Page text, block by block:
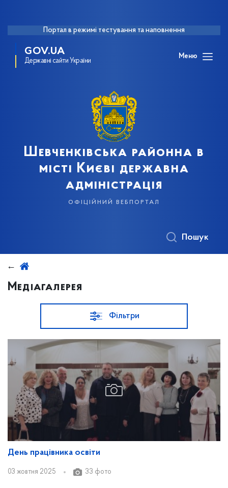
Портал в режимі тестування та наповнення
GOV.UA
Державні сайти України
Меню
Шевченківська районна в
місті Києві державна
адміністрація
офіційний вебпортал
Пошук
Медіагалерея
Фільтри
День працівника освіти
03 жовтня 2025 33 фото